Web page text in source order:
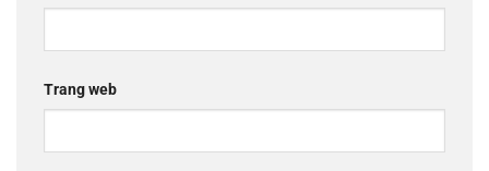
Trang web